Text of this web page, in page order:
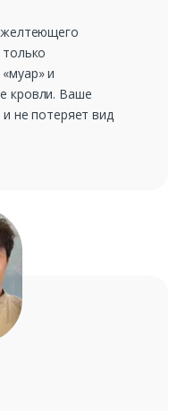
желтеющего
и
кровли. Ваше
не потеряет вид